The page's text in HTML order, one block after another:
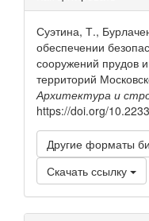
о статье
Суэтина, Т.,
обеспечении
сооружений прудов
территорий
Архитектура и
https://doi.org/
Другие форматы
Скачать ссылку